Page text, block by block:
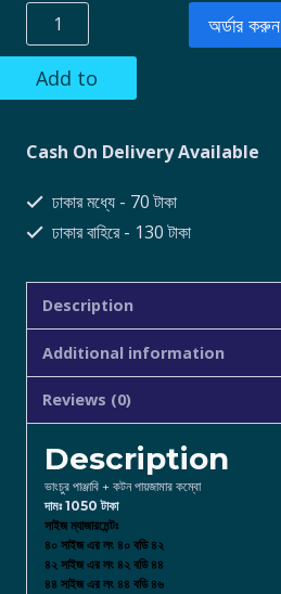
অর্ডার করুন
Add to
Cash On Delivery Available
ঢাকার মধ্যে - 70 টাকা
ঢাকার বাহিরে - 130 টাকা
Description
Additional information
Reviews (0)
Description
ভাংচুর পাঞ্জাবি + কটন পায়জামার কম্বো
দামঃ 1050 টাকা
সাইজ ম্যাজারমেন্টঃ
৪০ সাইজ এর লং ৪০ বডি ৪২
৪২ সাইজ এর লং ৪২ বডি ৪৪
৪৪ সাইজ এর লং ৪৪ বডি ৪৬